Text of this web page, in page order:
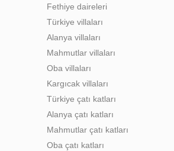
Fethiye daireleri
Türkiye villaları
Alanya villaları
Mahmutlar villaları
Oba villaları
Kargıcak villaları
Türkiye çatı katları
Alanya çatı katları
Mahmutlar çatı katları
Oba çatı katları